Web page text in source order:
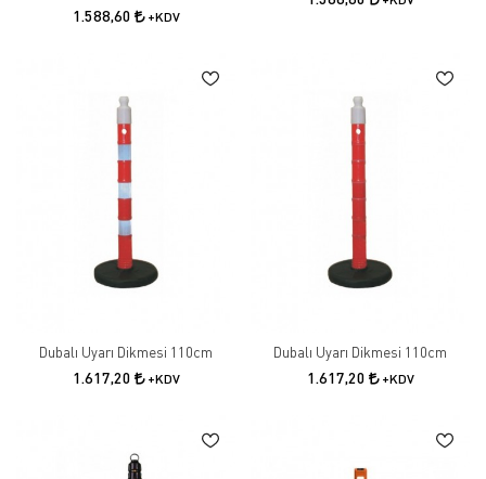
1.588,60 +KDV
Dubalı Uyarı Dikmesi 110cm
1.617,20 +KDV
Dubalı Uyarı Dikmesi 110cm
1.617,20 +KDV